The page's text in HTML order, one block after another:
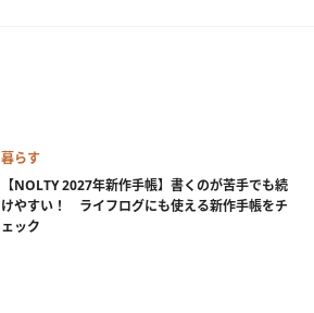
暮らす
【NOLTY 2027年新作手帳】書くのが苦手でも続
けやすい！ ライフログにも使える新作手帳をチ
ェック